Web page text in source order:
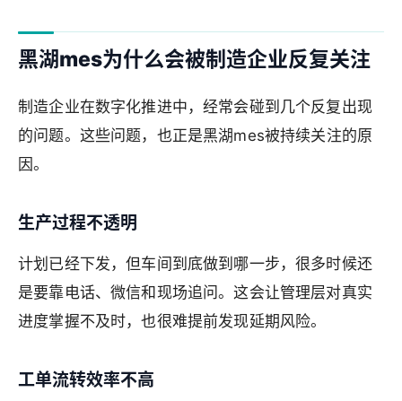
黑湖mes为什么会被制造企业反复关注
制造企业在数字化推进中，经常会碰到几个反复出现
的问题。这些问题，也正是黑湖mes被持续关注的原
因。
生产过程不透明
计划已经下发，但车间到底做到哪一步，很多时候还
是要靠电话、微信和现场追问。这会让管理层对真实
进度掌握不及时，也很难提前发现延期风险。
工单流转效率不高